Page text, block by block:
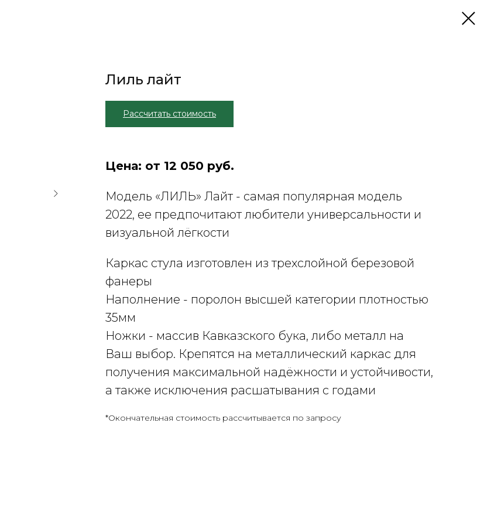
Лиль лайт
Рассчитать стоимость
Цена: от 12 050 руб.
Модель «ЛИЛЬ» Лайт - самая популярная модель
2022, ее предпочитают любители универсальности и
визуальной лёгкости
Каркас стула изготовлен из трехслойной березовой
фанеры
Наполнение - поролон высшей категории плотностью
35мм
Ножки - массив Кавказского бука, либо металл на
Ваш выбор. Крепятся на металлический каркас для
получения максимальной надёжности и устойчивости,
а также исключения расшатывания с годами
*Окончательная стоимость рассчитывается по запросу